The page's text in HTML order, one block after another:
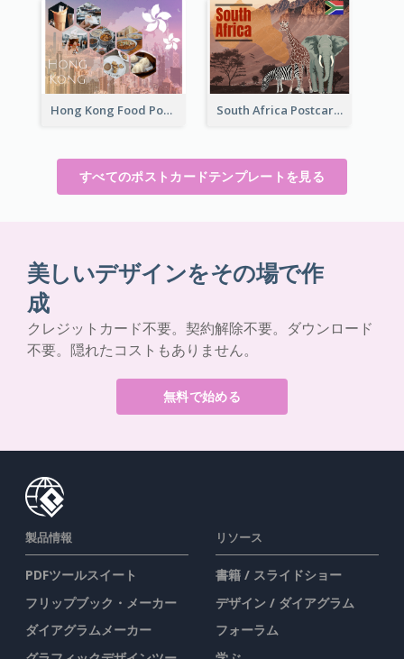
Hong Kong Food Postcard South Africa Postcard
すべてのポストカードテンプレートを見る
美しいデザインをその場で作
成
クレジットカード不要。契約解除不要。ダウンロード
不要。隠れたコストもありません。
無料で始める
製品情報
PDFツールスイート
フリップブック・メーカー
ダイアグラムメーカー
リソース
書籍 / スライドショー
デザイン / ダイアグラム
フォーラム